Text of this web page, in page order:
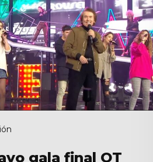
gala final OT